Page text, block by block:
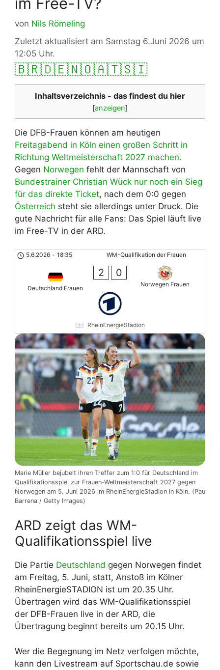
von Nils Römeling
Zuletzt aktualisiert am Samstag 6.Juni 2026 um
12:05 Uhr.
🇧🇷🇩🇪🇳🇴🇦🇹🇸🇮
Inhaltsverzeichnis - das findest du hier
[anzeigen]
Die DFB-Frauen können am heutigen
Freitagabend in Köln einen großen Schritt in
Richtung Weltmeisterschaft 2027 machen.
Gegen Norwegen fehlt der Mannschaft von
Bundestrainer Christian Wück nur noch ein Sieg
für das direkte Ticket, nach dem 0:0 gegen
Österreich steht sie allerdings unter Druck. Die
gute Nachricht für alle Fans: Das Spiel läuft live
im Free-TV in der ARD.
WM-Qualifikation der Frauen
5.6.2026 - 18:35
Deutschland Frauen
2 0
Norwegen Frauen
RheinEnergieStadion
Marie Müller bejubelt ihren Treffer zum 1:0 für Deutschland im
Qualifikationsspiel zur Frauen-Weltmeisterschaft 2027 gegen
Norwegen am 5. Juni 2026 im RheinEnergieStadion in Köln. (Pau
Barrena / Getty Images)
ARD zeigt das WM-
Qualifikationsspiel live
Die Partie Deutschland gegen Norwegen findet
am Freitag, 5. Juni, statt, Anstoß im Kölner
RheinEnergieSTADION ist um 20.35 Uhr.
Übertragen wird das WM-Qualifikationsspiel
der DFB-Frauen live in der ARD, die
Übertragung beginnt bereits um 20.15 Uhr.
Wer die Begegnung im Netz verfolgen möchte,
kann den Livestream auf Sportschau.de sowie